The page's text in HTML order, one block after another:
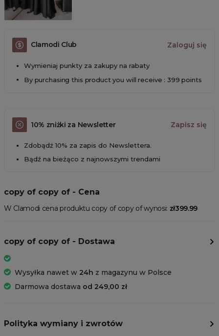
Clamodi Club Zaloguj się
Wymieniaj punkty za zakupy na rabaty
By purchasing this product you will receive : 399 points
10% zniżki za Newsletter Zapisz się
Zdobądź 10% za zapis do Newslettera.
Bądź na bieżąco z najnowszymi trendami
copy of copy of - Cena
W Clamodi cena produktu copy of copy of wynosi: zł399.99
copy of copy of - Dostawa
Wysyłka nawet w 24h z magazynu w Polsce
Darmowa dostawa od 249,00 zł
Polityka wymiany i zwrotów